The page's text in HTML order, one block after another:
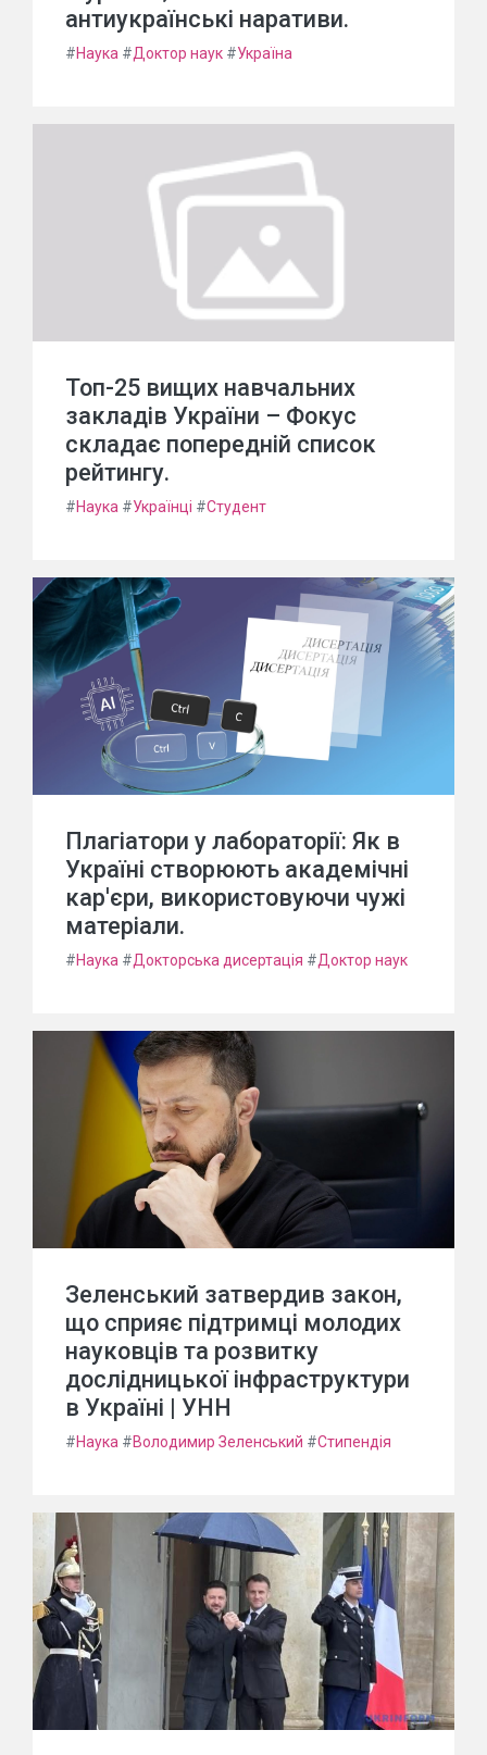
антиукраїнські наративи.
#Наука #Доктор наук #Україна
Топ-25 вищих навчальних
закладів України – Фокус
складає попередній список
рейтингу.
#Наука #Українці #Студент
Плагіатори у лабораторії: Як в
Україні створюють академічні
кар'єри, використовуючи чужі
матеріали.
#Наука #Докторська дисертація #Доктор наук
Зеленський затвердив закон,
що сприяє підтримці молодих
науковців та розвитку
дослідницької інфраструктури
в Україні | УНН
#Наука #Володимир Зеленський #Стипендія